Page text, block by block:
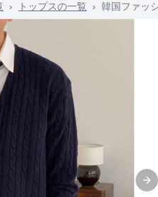
› トップスの一覧 › 韓国ファッ